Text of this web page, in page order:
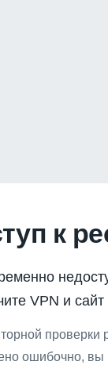
к
VPN и сайт
проверки
ошибочно, вы